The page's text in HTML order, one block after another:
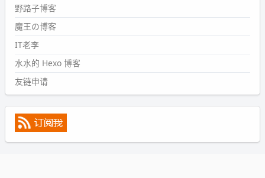
#PubWord
表，21 年 11 月底发现 B 站上线了这部，直到前几天才看
完，还是分两次看的。。接下来有五项是 2019 年的，都是
电影 —— 略长的待办列表。。
野路子博客
魔王の博客
IT老李
水水的 Hexo 博客
友链申请